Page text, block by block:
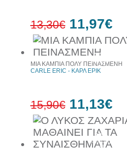
10%
έκπτωση
13,30€ 11,97€
30%
έκπτωση
web
ΜΙΑ ΚΑΜΠΙΑ ΠΟΛΥ ΠΕΙΝΑΣΜΕΝΗ
CARLE ERIC - ΚΑΡΛ ΕΡΙΚ
15,90€ 11,13€